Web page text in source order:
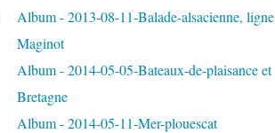
Album - 2013-08-11-Balade-alsacienne, ligne
Maginot
Album - 2014-05-05-Bateaux-de-plaisance et
Bretagne
Album - 2014-05-11-Mer-plouescat